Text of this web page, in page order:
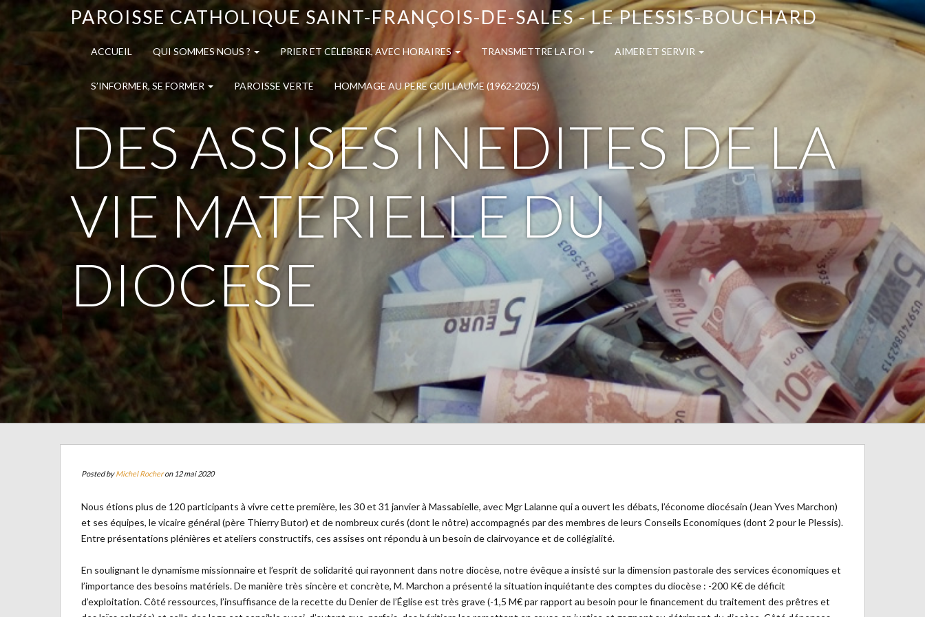
PAROISSE CATHOLIQUE SAINT-FRANÇOIS-DE-SALES - LE PLESSIS-BOUCHARD
ACCUEIL QUI SOMMES NOUS ? PRIER ET CÉLÉBRER, AVEC HORAIRES TRANSMETTRE LA FOI AIMER ET SERVIR
S’INFORMER, SE FORMER PAROISSE VERTE HOMMAGE AU PERE GUILLAUME (1962-2025)
DES ASSISES INEDITES DE LA
VIE MATERIELLE DU
DIOCESE
Posted byMichel Rocheron 12 mai 2020
Nous étions plus de 120 participants à vivre cette première, les 30 et 31 janvier à Massabielle, avec Mgr Lalanne qui a ouvert les débats, l’économe diocésain (Jean Yves Marchon)
et ses équipes, le vicaire général (père Thierry Butor) et de nombreux curés (dont le nôtre) accompagnés par des membres de leurs Conseils Economiques (dont 2 pour le Plessis).
Entre présentations plénières et ateliers constructifs, ces assises ont répondu à un besoin de clairvoyance et de collégialité.
En soulignant le dynamisme missionnaire et l’esprit de solidarité qui rayonnent dans notre diocèse, notre évêque a insisté sur la dimension pastorale des services économiques et
l’importance des besoins matériels. De manière très sincère et concrète, M. Marchon a présenté la situation inquiétante des comptes du diocèse : -200 K€ de déficit
d’exploitation. Côté ressources, l’insuffisance de la recette du Denier de l’Église est très grave (-1,5 M€ par rapport au besoin pour le financement du traitement des prêtres et